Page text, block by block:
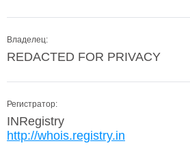
Владелец:
REDACTED FOR PRIVACY
Регистратор:
INRegistry
http://whois.registry.in